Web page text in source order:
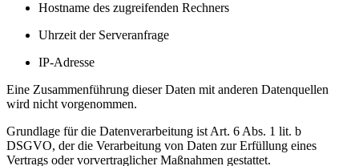
Hostname des zugreifenden Rechners
Uhrzeit der Serveranfrage
IP-Adresse
Eine Zusammenführung dieser Daten mit anderen Datenquellen
wird nicht vorgenommen.
Grundlage für die Datenverarbeitung ist Art. 6 Abs. 1 lit. b
DSGVO, der die Verarbeitung von Daten zur Erfüllung eines
Vertrags oder vorvertraglicher Maßnahmen gestattet.